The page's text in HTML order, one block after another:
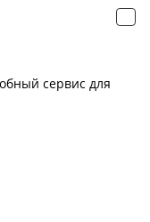
сервис для